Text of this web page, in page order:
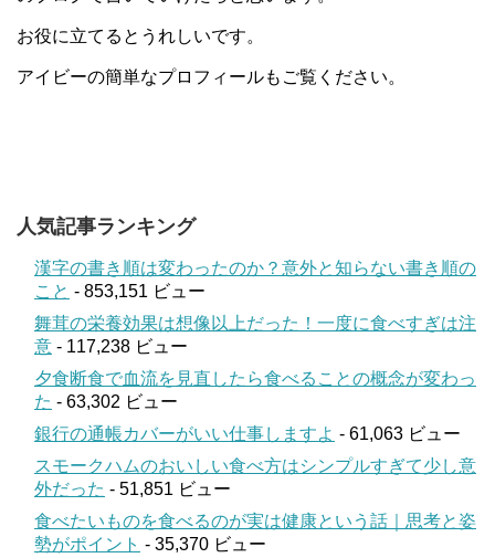
お役に立てるとうれしいです。
アイビーの簡単なプロフィールもご覧ください。
人気記事ランキング
漢字の書き順は変わったのか？意外と知らない書き順の
こと - 853,151 ビュー
舞茸の栄養効果は想像以上だった！一度に食べすぎは注
意 - 117,238 ビュー
夕食断食で血流を見直したら食べることの概念が変わっ
た - 63,302 ビュー
銀行の通帳カバーがいい仕事しますよ - 61,063 ビュー
スモークハムのおいしい食べ方はシンプルすぎて少し意
外だった - 51,851 ビュー
食べたいものを食べるのが実は健康という話｜思考と姿
勢がポイント - 35,370 ビュー